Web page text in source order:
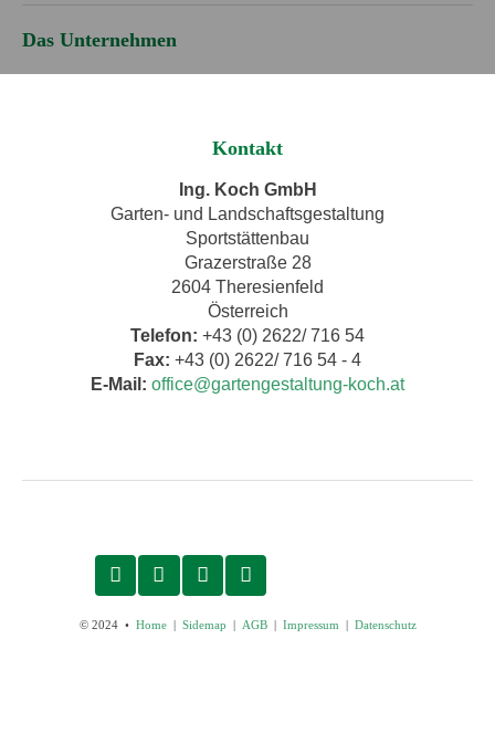
Das Unternehmen
Kontakt
Ing. Koch GmbH
Garten- und Landschaftsgestaltung
Sportstättenbau
Grazerstraße 28
2604 Theresienfeld
Österreich
Telefon: +43 (0) 2622/ 716 54
Fax: +43 (0) 2622/ 716 54 - 4
E-Mail: office@gartengestaltung-koch.at
© 2024 • Home| Sidemap AGB| Impressum Datenschutz